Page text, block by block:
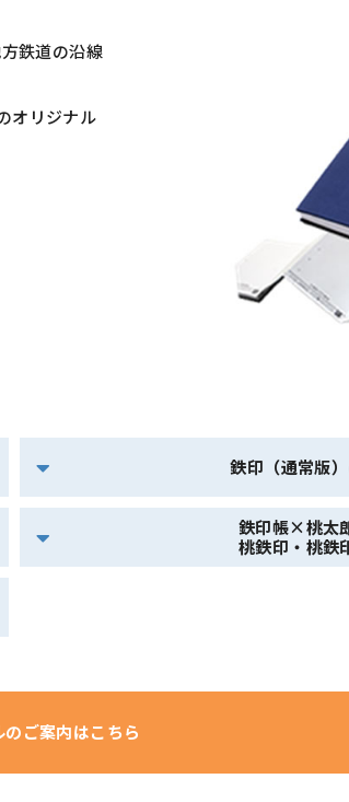
鉄道の沿線
オリジナル
鉄印（通常版
鉄印帳×桃太
桃鉄印・桃鉄
ご案内はこちら